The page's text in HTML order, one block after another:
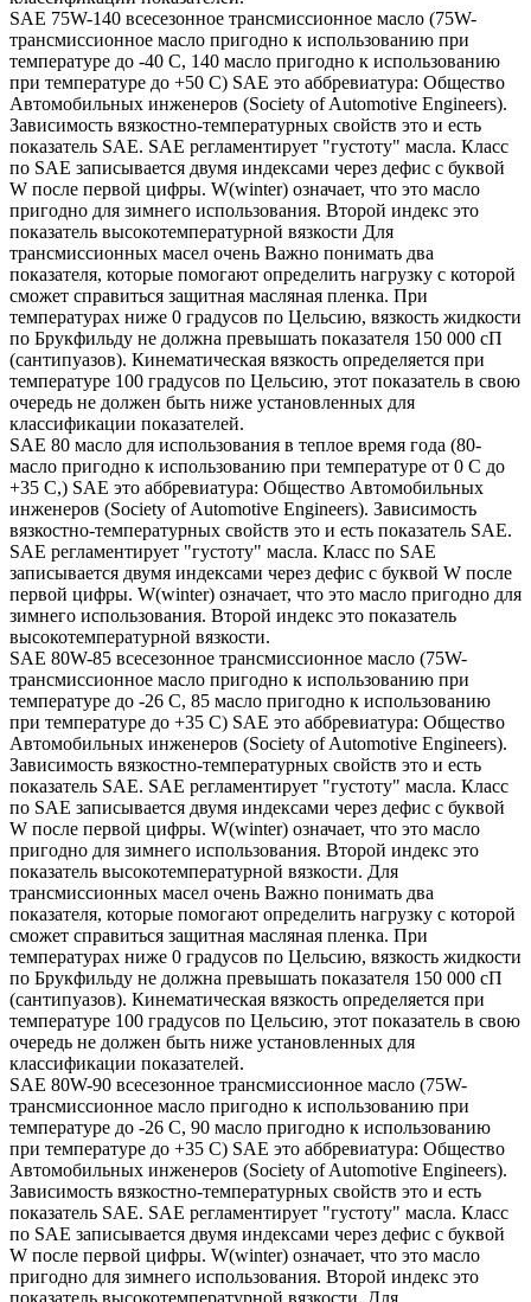
SAE 75W-140 всесезонное трансмиссионное масло (75W-
трансмиссионное масло пригодно к использованию при
температуре до -40 С, 140 масло пригодно к использованию
при температуре до +50 С) SAE это аббревиатура: Общество
Автомобильных инженеров (Society of Automotive Engineers).
Зависимость вязкостно-температурных свойств это и есть
показатель SAE. SAE регламентирует "густоту" масла. Класс
по SAE записывается двумя индексами через дефис с буквой
W после первой цифры. W(winter) означает, что это масло
пригодно для зимнего использования. Второй индекс это
показатель высокотемпературной вязкости Для
трансмиссионных масел очень Важно понимать два
показателя, которые помогают определить нагрузку с которой
сможет справиться защитная масляная пленка. При
температурах ниже 0 градусов по Цельсию, вязкость жидкости
по Брукфильду не должна превышать показателя 150 000 сП
(сантипуазов). Кинематическая вязкость определяется при
температуре 100 градусов по Цельсию, этот показатель в свою
очередь не должен быть ниже установленных для
классификации показателей.
SAE 80 масло для использования в теплое время года (80-
масло пригодно к использованию при температуре от 0 С до
+35 С,) SAE это аббревиатура: Общество Автомобильных
инженеров (Society of Automotive Engineers). Зависимость
вязкостно-температурных свойств это и есть показатель SAE.
SAE регламентирует "густоту" масла. Класс по SAE
записывается двумя индексами через дефис с буквой W после
первой цифры. W(winter) означает, что это масло пригодно для
зимнего использования. Второй индекс это показатель
высокотемпературной вязкости.
SAE 80W-85 всесезонное трансмиссионное масло (75W-
трансмиссионное масло пригодно к использованию при
температуре до -26 С, 85 масло пригодно к использованию
при температуре до +35 С) SAE это аббревиатура: Общество
Автомобильных инженеров (Society of Automotive Engineers).
Зависимость вязкостно-температурных свойств это и есть
показатель SAE. SAE регламентирует "густоту" масла. Класс
по SAE записывается двумя индексами через дефис с буквой
W после первой цифры. W(winter) означает, что это масло
пригодно для зимнего использования. Второй индекс это
показатель высокотемпературной вязкости. Для
трансмиссионных масел очень Важно понимать два
показателя, которые помогают определить нагрузку с которой
сможет справиться защитная масляная пленка. При
температурах ниже 0 градусов по Цельсию, вязкость жидкости
по Брукфильду не должна превышать показателя 150 000 сП
(сантипуазов). Кинематическая вязкость определяется при
температуре 100 градусов по Цельсию, этот показатель в свою
очередь не должен быть ниже установленных для
классификации показателей.
SAE 80W-90 всесезонное трансмиссионное масло (75W-
трансмиссионное масло пригодно к использованию при
температуре до -26 С, 90 масло пригодно к использованию
при температуре до +35 С) SAE это аббревиатура: Общество
Автомобильных инженеров (Society of Automotive Engineers).
Зависимость вязкостно-температурных свойств это и есть
показатель SAE. SAE регламентирует "густоту" масла. Класс
по SAE записывается двумя индексами через дефис с буквой
W после первой цифры. W(winter) означает, что это масло
пригодно для зимнего использования. Второй индекс это